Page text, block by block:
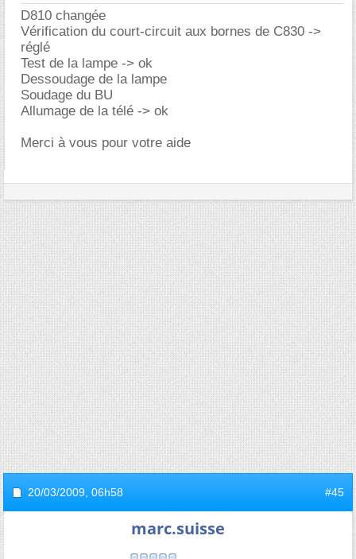
D810 changée
Vérification du court-circuit aux bornes de C830 ->
réglé
Test de la lampe -> ok
Dessoudage de la lampe
Soudage du BU
Allumage de la télé -> ok
Merci à vous pour votre aide
20/03/2009, 06h58 #45
marc.suisse